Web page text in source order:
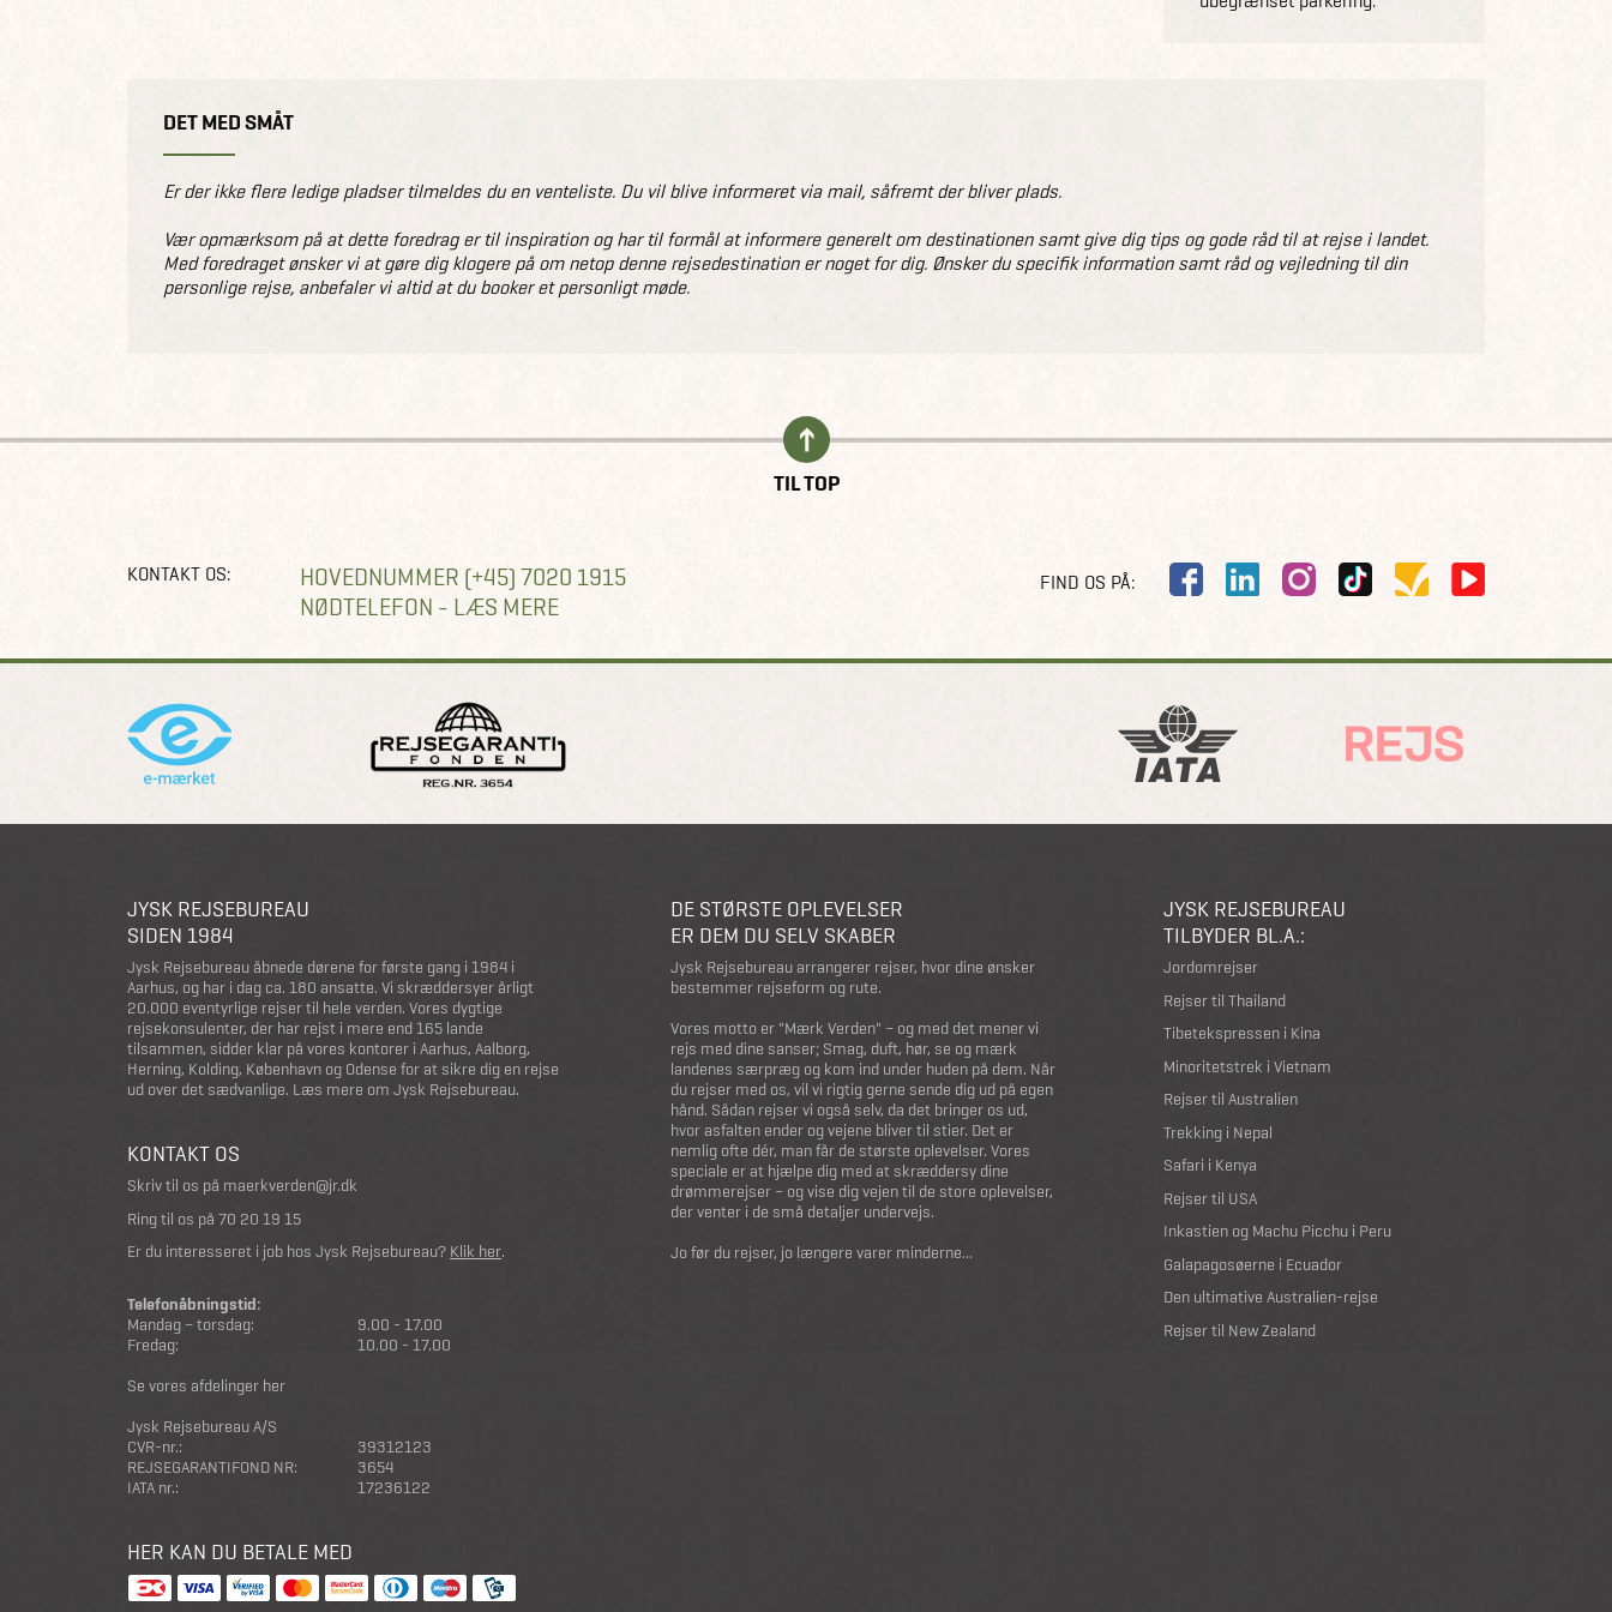
DET MED SMÅT
Er der ikke flere ledige pladser tilmeldes du en venteliste. Du vil blive informeret via mail, såfremt der bliver plads.
Vær opmærksom på at dette foredrag er til inspiration og har til formål at informere generelt om destinationen samt give dig tips og gode råd til at rejse i landet.
Med foredraget ønsker vi at gøre dig klogere på om netop denne rejsedestination er noget for dig. Ønsker du specifik information samt råd og vejledning til din
personlige rejse, anbefaler vi altid at du booker et personligt møde.
TIL TOP
KONTAKT OS:
HOVEDNUMMER (+45) 7020 1915
NØDTELEFON - LÆS MERE
FIND OS PÅ:
JYSK REJSEBUREAU
SIDEN 1984
Jysk Rejsebureau åbnede dørene for første gang i 1984 i
Aarhus, og har i dag ca. 180 ansatte. Vi skræddersyer årligt
20.000 eventyrlige rejser til hele verden. Vores dygtige
rejsekonsulenter, der har rejst i mere end 165 lande
tilsammen, sidder klar på vores kontorer i Aarhus, Aalborg,
Herning, Kolding, København og Odense for at sikre dig en rejse
ud over det sædvanlige. Læs mere om Jysk Rejsebureau.
KONTAKT OS
Skriv til os på maerkverden@jr.dk
Ring til os på 70 20 19 15
Er du interesseret i job hos Jysk Rejsebureau? Klik her.
Telefonåbningstid:
Mandag – torsdag:
9.00 - 17.00
Fredag:
10.00 - 17.00
Se vores afdelinger her
Jysk Rejsebureau A/S
CVR-nr.:
39312123
REJSEGARANTIFOND NR:
3654
IATA nr.:
17236122
HER KAN DU BETALE MED
DE STØRSTE OPLEVELSER
ER DEM DU SELV SKABER
Jysk Rejsebureau arrangerer rejser, hvor dine ønsker
bestemmer rejseform og rute.
Vores motto er "Mærk Verden" – og med det mener vi
rejs med dine sanser; Smag, duft, hør, se og mærk
landenes særpræg og kom ind under huden på dem. Når
du rejser med os, vil vi rigtig gerne sende dig ud på egen
hånd. Sådan rejser vi også selv, da det bringer os ud,
hvor asfalten ender og vejene bliver til stier. Det er
nemlig ofte dér, man får de største oplevelser. Vores
speciale er at hjælpe dig med at skræddersy dine
drømmerejser – og vise dig vejen til de store oplevelser,
der venter i de små detaljer undervejs.
Jo før du rejser, jo længere varer minderne...
JYSK REJSEBUREAU
TILBYDER BL.A.:
Jordomrejser
Rejser til Thailand
Tibetekspressen i Kina
Minoritetstrek i Vietnam
Rejser til Australien
Trekking i Nepal
Safari i Kenya
Rejser til USA
Inkastien og Machu Picchu i Peru
Galapagosøerne i Ecuador
Den ultimative Australien-rejse
Rejser til New Zealand